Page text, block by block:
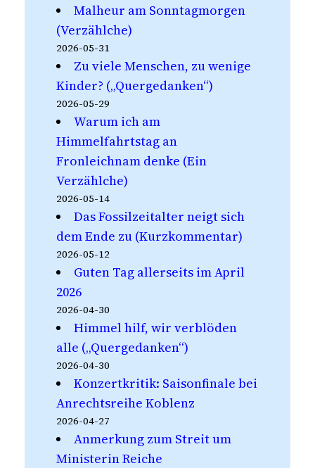
Malheur am Sonntagmorgen
(Verzählche)
2026-05-31
Zu viele Menschen, zu wenige
Kinder? („Quergedanken“)
2026-05-29
Warum ich am
Himmelfahrtstag an
Fronleichnam denke (Ein
Verzählche)
2026-05-14
Das Fossilzeitalter neigt sich
dem Ende zu (Kurzkommentar)
2026-05-12
Guten Tag allerseits im April
2026
2026-04-30
Himmel hilf, wir verblöden
alle („Quergedanken“)
2026-04-30
Konzertkritik: Saisonfinale bei
Anrechtsreihe Koblenz
2026-04-27
Anmerkung zum Streit um
Ministerin Reiche